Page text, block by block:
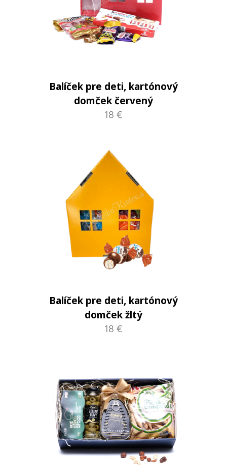
Balíček pre deti, kartónový
domček červený
18 €
Balíček pre deti, kartónový
domček žltý
18 €